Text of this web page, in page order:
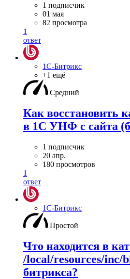
1 подписчик
01 мая
82 просмотра
1
ответ
1С-Битрикс
+1 ещё
Средний
Как восстановить
в 1С УНФ с сайта
1 подписчик
20 апр.
180 просмотров
1
ответ
1С-Битрикс
Простой
Что находится в
/local/resources/inc/
битрикса?